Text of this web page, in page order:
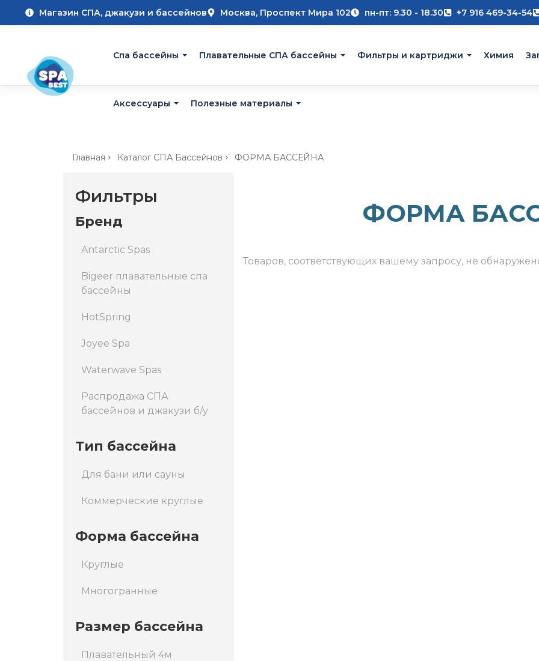
Магазин СПА, джакузи и бассейнов Москва, Проспект Мира 102 пн-пт: 9.30 - 18.30 +7 916 469-34-54
Cпа бассейны Плавательные СПА бассейны Фильтры и картриджи Химия
Аксессуары Полезные материалы
Главная Каталог СПА Бассейнов ФОРМА БАССЕЙНА
Фильтры
Бренд
Antarctic Spas
Bigeer плавательные спа
бассейны
HotSpring
Joyee Spa
Waterwave Spas
Распродажа СПА
бассейнов и джакузи б/у
Тип бассейна
Для бани или сауны
Коммерческие круглые
Форма бассейна
Круглые
Многогранные
Размер бассейна
Плавательный 4м
ФОРМА
Товаров, соответствующих вашему запросу, не